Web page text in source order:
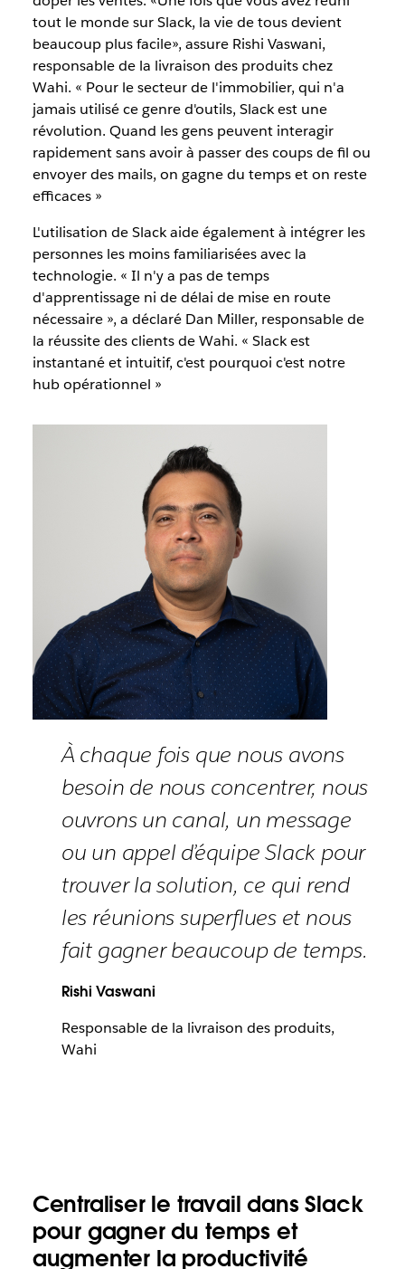
tout le monde sur Slack, la vie de tous devient
beaucoup plus facile», assure Rishi Vaswani,
responsable de la livraison des produits chez
Wahi. « Pour le secteur de l'immobilier, qui n'a
jamais utilisé ce genre d'outils, Slack est une
révolution. Quand les gens peuvent interagir
rapidement sans avoir à passer des coups de fil ou
envoyer des mails, on gagne du temps et on reste
efficaces »
L'utilisation de Slack aide également à intégrer les
personnes les moins familiarisées avec la
technologie. « Il n'y a pas de temps
d'apprentissage ni de délai de mise en route
nécessaire », a déclaré Dan Miller, responsable de
la réussite des clients de Wahi. « Slack est
instantané et intuitif, c'est pourquoi c'est notre
hub opérationnel »
À chaque fois que nous avons
besoin de nous concentrer, nous
ouvrons un canal, un message
ou un appel d’équipe Slack pour
trouver la solution, ce qui rend
les réunions superflues et nous
fait gagner beaucoup de temps.
Rishi Vaswani
Responsable de la livraison des produits,
Wahi
Centraliser le travail dans Slack
pour gagner du temps et
augmenter la productivité